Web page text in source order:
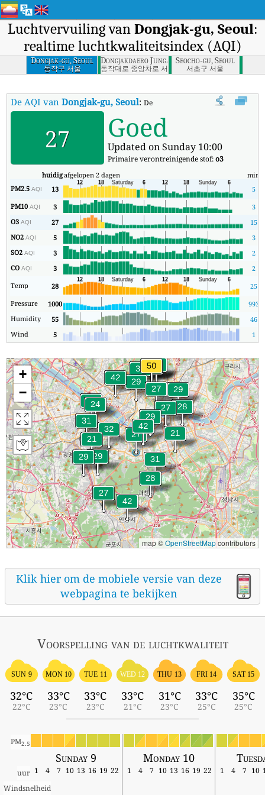
Luchtvervuiling van Dongjak-gu, Seoul:
realtime luchtkwaliteitsindex (AQI)
Dongjak-gu, Seoul
동작구 서울
Dongjakdaero Jungangcharo, Seoul
동작대로 중앙차로 서울
Seocho-gu, Seoul
서초구 서울
De AQI vanDongjak-gu, Seoul:De realtime luchtkwaliteitsindex
27 Goed
Updated on Sunday 10:00
Primaire verontreinigende stof:o3
huidigafgelopen 2 dagen min
PM2.5AQI 13
5
PM10AQI 3
3
O3AQI 27 15
NO2AQI 5
3
SO2AQI 3
2
COAQI 3
2
Temp
28
25
Pressure
1000 993
Humidity
55
46
Wind
5 1
+
−
map ©OpenStreetMapcontributors
Klik hier om de mobiele versie van deze
webpagina te bekijken
Voorspelling van de luchtkwaliteit
SUN 9
32°C
22°C
MON 10
33°C
23°C
TUE 11
33°C
23°C
WED 12
33°C
21°C
THU 13
31°C
23°C
FRI 14
33°C
25°C
SAT 15
35°C
25°C
PM2.5
Sunday 9 Monday 10
uur 1 4 7 10 13 16 19 22 1 4 7 10 13 16 19 22 1 4 7 10
Windsnelheid